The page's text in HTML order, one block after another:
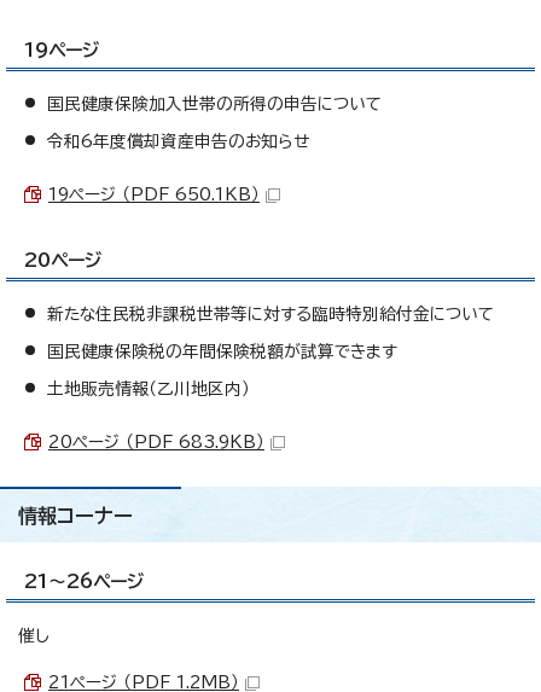
19ページ
国民健康保険加入世帯の所得の申告について
令和6年度償却資産申告のお知らせ
19ページ （PDF 650.1KB）
20ページ
新たな住民税非課税世帯等に対する臨時特別給付金について
国民健康保険税の年間保険税額が試算できます
土地販売情報（乙川地区内）
20ページ （PDF 683.9KB）
情報コーナー
21～26ページ
催し
21ページ （PDF 1.2MB）